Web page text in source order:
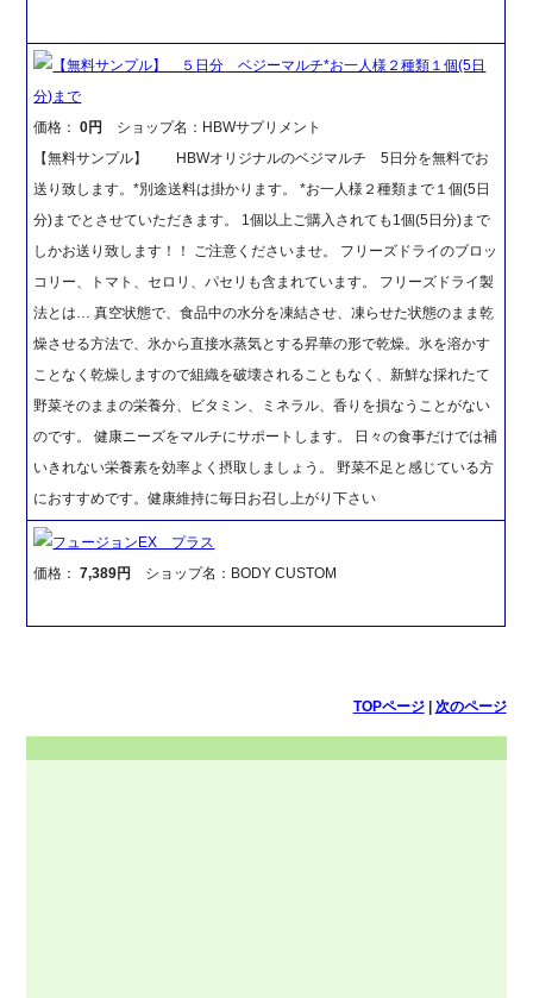
【無料サンプル】 ５日分 ベジーマルチ*お一人様２種類１個(5日
分)まで
価格：0円
ショップ名：HBWサプリメント
【無料サンプル】 HBWオリジナルのベジマルチ 5日分を無料でお
送り致します。*別途送料は掛かります。 *お一人様２種類まで１個(5日
分)までとさせていただきます。 1個以上ご購入されても1個(5日分)まで
しかお送り致します！！ ご注意くださいませ。 フリーズドライのブロッ
コリー、トマト、セロリ、パセリも含まれています。 フリーズドライ製
法とは… 真空状態で、食品中の水分を凍結させ、凍らせた状態のまま乾
燥させる方法で、氷から直接水蒸気とする昇華の形で乾燥。氷を溶かす
ことなく乾燥しますので組織を破壊されることもなく、新鮮な採れたて
野菜そのままの栄養分、ビタミン、ミネラル、香りを損なうことがない
のです。 健康ニーズをマルチにサポートします。 日々の食事だけでは補
いきれない栄養素を効率よく摂取しましょう。 野菜不足と感じている方
におすすめです。健康維持に毎日お召し上がり下さい
フュージョンEX プラス
価格：7,389円 ショップ名：BODY CUSTOM
TOPページ| 次のページ